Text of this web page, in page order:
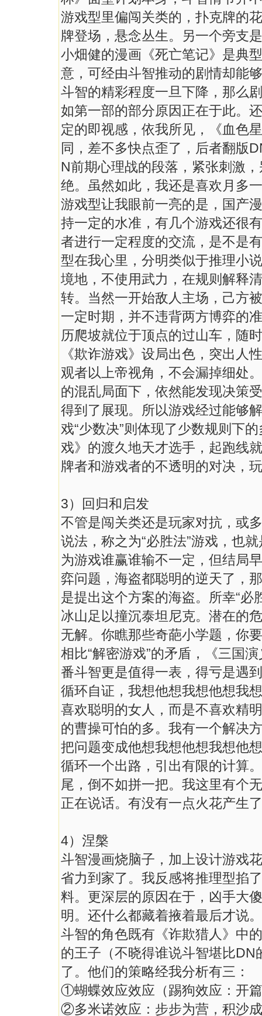
游戏型里偏闯关类的，扑克牌的
牌登场，悬念丛生。另一个旁支
小畑健的漫画《死亡笔记》是典
意，可经由斗智推动的剧情却能
斗智的精彩程度一旦下降，那么
如第一部的部分原因正在于此。
定的即视感，依我所见，《血色
同，差不多快点歪了，后者翻版
N前期心理战的段落，紧张刺激
绝。虽然如此，我还是喜欢月多
游戏型让我眼前一亮的是，国产
持一定的水准，有几个游戏还很
者进行一定程度的交流，是不是
型在我心里，分明类似于推理小
境地，不使用武力，在规则解释
转。当然一开始敌人主场，己方
一定时期，并不违背两方博弈的
历爬坡就位于顶点的过山车，随
《欺诈游戏》设局出色，突出人
观者以上帝视角，不会漏掉细处
的混乱局面下，依然能发现决策
得到了展现。所以游戏经过能够
戏“少数决”则体现了少数规则下
戏》的渡久地天才选手，起跑线
牌者和游戏者的不透明的对决，
3）回归和启发
不管是闯关类还是玩家对抗，或
说法，称之为“必胜法”游戏，也
为游戏谁赢谁输不一定，但结局
弈问题，海盗都聪明的逆天了，
是提出这个方案的海盗。所幸“必
冰山足以撞沉泰坦尼克。潜在的
无解。你瞧那些奇葩小学题，你
相比“解密游戏”的矛盾，《三国
番斗智更是值得一表，得亏是遇
循环自证，我想他想我想他想我
喜欢聪明的女人，而是不喜欢精
的曹操可怕的多。我有一个解决
把问题变成他想我想他想我想他
循环一个出路，引出有限的计算
尾，倒不如拼一把。我这里有个
正在说话。有没有一点火花产生
4）涅槃
斗智漫画烧脑子，加上设计游戏
省力到家了。我反感将推理型掐
料。更深层的原因在于，凶手大
明。还什么都藏着掖着最后才说。
斗智的角色既有《诈欺猎人》中
的王子（不晓得谁说斗智堪比
了。他们的策略经我分析有三：
①蝴蝶效应效应（踢狗效应：开
②多米诺效应：步步为营，积沙